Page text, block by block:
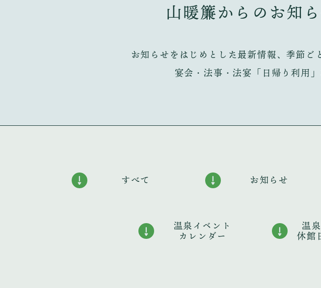
山暖簾からのお知
お知らせをはじめとした最新情報、季節ご
宴会・法事・法宴「日帰り利用
すべて お知らせ
温泉イベント
カレンダー
温
休館